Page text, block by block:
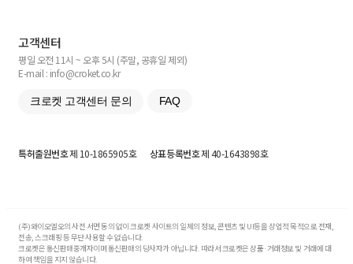
고객센터
평일 오전 11시 ~ 오후 5시 (주말, 공휴일 제외)
E-mail : info@croket.co.kr
크로켓 고객센터 문의 FAQ
특허출원번호제 10-1865905호 상표등록번호제 40-1643898호
(주)와이오엘오의 사전 서면 동의 없이 크로켓 사이트의 일체의 정보, 콘텐츠 및 UI등을 상업적 목적으로 전재,
전송, 스크래핑 등 무단 사용할 수 없습니다.
크로켓은 통신판매중개자이며 통신판매의 당사자가 아닙니다. 따라서 크로켓은 상품·거래정보 및 거래에 대
하여 책임을 지지 않습니다.